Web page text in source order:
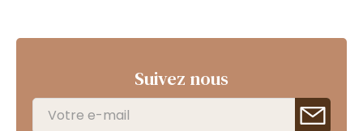
Suivez nous